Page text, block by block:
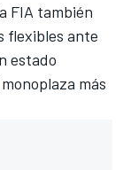
FIA también
flexibles ante
estado
más